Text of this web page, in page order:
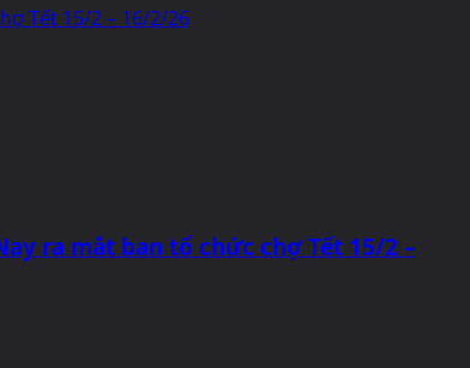
Tết 15/2 – 16/2/26
ra mắt ban tổ chức chợ Tết 15/2 –